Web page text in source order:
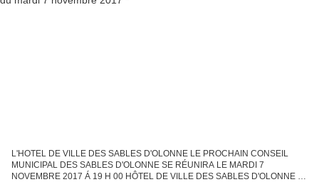
L'HOTEL DE VILLE DES SABLES D'OLONNE LE PROCHAIN CONSEIL
MUNICIPAL DES SABLES D'OLONNE SE RÉUNIRA LE MARDI 7
NOVEMBRE 2017 Á 19 H 00 HÔTEL DE VILLE DES SABLES D'OLONNE Il